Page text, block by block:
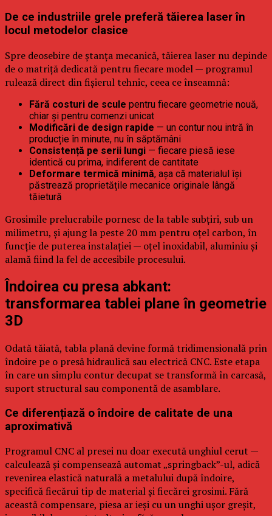
De ce industriile grele preferă tăierea laser în
locul metodelor clasice
Spre deosebire de ștanța mecanică, tăierea laser nu depinde
de o matriță dedicată pentru fiecare model — programul
rulează direct din fișierul tehnic, ceea ce înseamnă:
Fără costuri de scule pentru fiecare geometrie nouă,
chiar și pentru comenzi unicat
Modificări de design rapide — un contur nou intră în
producție în minute, nu în săptămâni
Consistență pe serii lungi — fiecare piesă iese
identică cu prima, indiferent de cantitate
Deformare termică minimă, așa că materialul își
păstrează proprietățile mecanice originale lângă
tăietură
Grosimile prelucrabile pornesc de la table subțiri, sub un
milimetru, și ajung la peste 20 mm pentru oțel carbon, în
funcție de puterea instalației — oțel inoxidabil, aluminiu și
alamă fiind la fel de accesibile procesului.
Îndoirea cu presa abkant:
transformarea tablei plane în geometrie
3D
Odată tăiată, tabla plană devine formă tridimensională prin
îndoire pe o presă hidraulică sau electrică CNC. Este etapa
în care un simplu contur decupat se transformă în carcasă,
suport structural sau componentă de asamblare.
Ce diferențiază o îndoire de calitate de una
aproximativă
Programul CNC al presei nu doar execută unghiul cerut —
calculează și compensează automat „springback”-ul, adică
revenirea elastică naturală a metalului după îndoire,
specifică fiecărui tip de material și fiecărei grosimi. Fără
această compensare, piesa ar ieși cu un unghi ușor greșit,